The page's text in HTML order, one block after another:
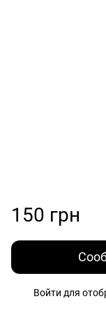
150 грн
Войти для